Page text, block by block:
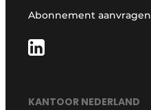
Abonnement aanvragen
KANTOOR NEDERLAND